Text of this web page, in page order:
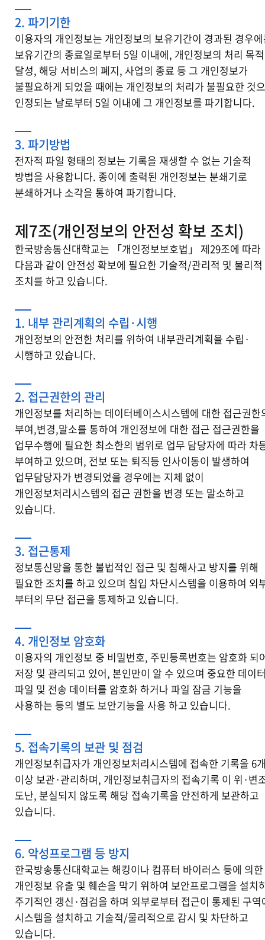
2. 파기기한
이용자의 개인정보는 개인정보의 보유기간이 경과된 경우
보유기간의 종료일로부터 5일 이내에, 개인정보의 처리 목적
달성, 해당 서비스의 폐지, 사업의 종료 등 그 개인정보가
불필요하게 되었을 때에는 개인정보의 처리가 불필요한 것
인정되는 날로부터 5일 이내에 그 개인정보를 파기합니다.
3. 파기방법
전자적 파일 형태의 정보는 기록을 재생할 수 없는 기술적
방법을 사용합니다. 종이에 출력된 개인정보는 분쇄기로
분쇄하거나 소각을 통하여 파기합니다.
제7조(개인정보의 안전성 확보 조치)
한국방송통신대학교는 「개인정보보호법」 제29조에 따라
다음과 같이 안전성 확보에 필요한 기술적/관리적 및 물리적
조치를 하고 있습니다.
1. 내부 관리계획의 수립·시행
개인정보의 안전한 처리를 위하여 내부관리계획을 수립·
시행하고 있습니다.
2. 접근권한의 관리
개인정보를 처리하는 데이터베이스시스템에 대한 접근권한
부여,변경,말소를 통하여 개인정보에 대한 접근 접근권한을
업무수행에 필요한 최소한의 범위로 업무 담당자에 따라 차
부여하고 있으며, 전보 또는 퇴직등 인사이동이 발생하여
업무담당자가 변경되었을 경우에는 지체 없이
개인정보처리시스템의 접근 권한을 변경 또는 말소하고
있습니다.
3. 접근통제
정보통신망을 통한 불법적인 접근 및 침해사고 방지를 위해
필요한 조치를 하고 있으며 침입 차단시스템을 이용하여 외
부터의 무단 접근을 통제하고 있습니다.
4. 개인정보 암호화
이용자의 개인정보 중 비밀번호, 주민등록번호는 암호화 되
저장 및 관리되고 있어, 본인만이 알 수 있으며 중요한 데이
파일 및 전송 데이터를 암호화 하거나 파일 잠금 기능을
사용하는 등의 별도 보안기능을 사용 하고 있습니다.
5. 접속기록의 보관 및 점검
개인정보취급자가 개인정보처리시스템에 접속한 기록을 6
이상 보관·관리하며, 개인정보취급자의 접속기록 이 위·변
도난, 분실되지 않도록 해당 접속기록을 안전하게 보관하고
있습니다.
6. 악성프로그램 등 방지
한국방송통신대학교는 해킹이나 컴퓨터 바이러스 등에 의한
개인정보 유출 및 훼손을 막기 위하여 보안프로그램을 설치
주기적인 갱신·점검을 하며 외부로부터 접근이 통제된 구역
시스템을 설치하고 기술적/물리적으로 감시 및 차단하고
있습니다.